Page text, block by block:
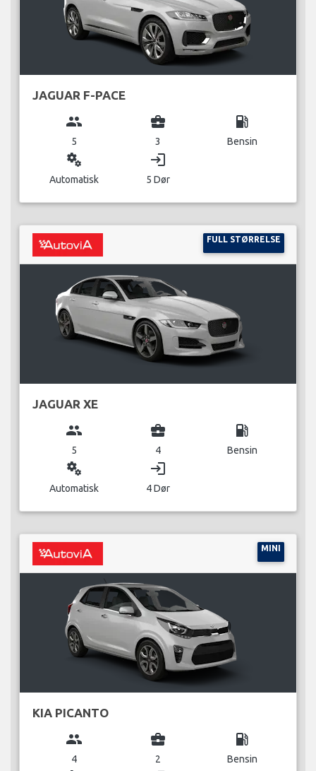
JAGUAR F-PACE
group
5
business_center
3
local_gas_station
Bensin
miscellaneous_services
Automatisk
login
5 Dør
FULL STØRRELSE
JAGUAR XE
group
5
business_center
4
local_gas_station
Bensin
miscellaneous_services
Automatisk
login
4 Dør
MINI
KIA PICANTO
group
4
business_center
2
local_gas_station
Bensin